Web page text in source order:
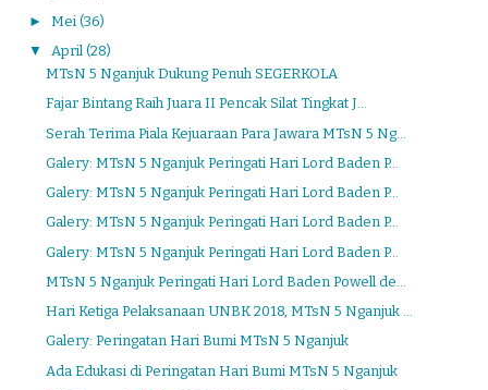
► Mei (36)
▼ April (28)
MTsN 5 Nganjuk Dukung Penuh SEGERKOLA
Fajar Bintang Raih Juara II Pencak Silat Tingkat J...
Serah Terima Piala Kejuaraan Para Jawara MTsN 5 Ng...
Galery: MTsN 5 Nganjuk Peringati Hari Lord Baden P...
Galery: MTsN 5 Nganjuk Peringati Hari Lord Baden P...
Galery: MTsN 5 Nganjuk Peringati Hari Lord Baden P...
Galery: MTsN 5 Nganjuk Peringati Hari Lord Baden P...
MTsN 5 Nganjuk Peringati Hari Lord Baden Powell de...
Hari Ketiga Pelaksanaan UNBK 2018, MTsN 5 Nganjuk ...
Galery: Peringatan Hari Bumi MTsN 5 Nganjuk
Ada Edukasi di Peringatan Hari Bumi MTsN 5 Nganjuk